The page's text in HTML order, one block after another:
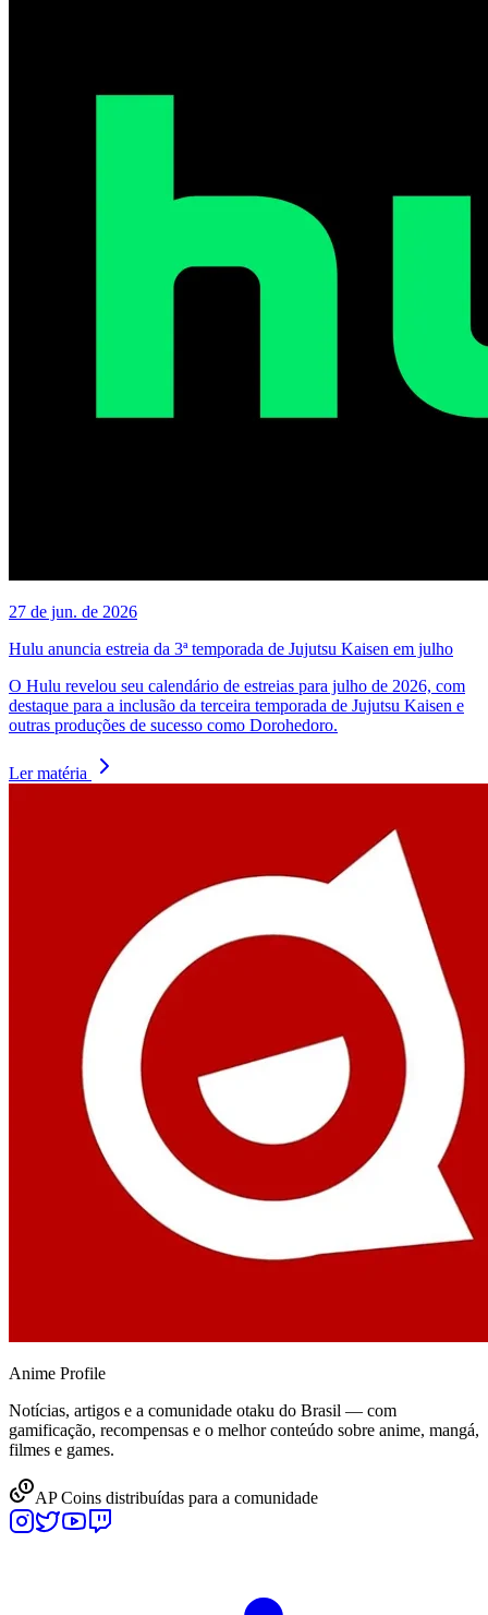
27 de jun. de 2026
Hulu anuncia estreia da 3ª temporada de Jujutsu Kaisen em julho
O Hulu revelou seu calendário de estreias para julho de 2026, com
destaque para a inclusão da terceira temporada de Jujutsu Kaisen e
outras produções de sucesso como Dorohedoro.
Ler matéria
Anime Profile
Notícias, artigos e a comunidade otaku do Brasil — com
gamificação, recompensas e o melhor conteúdo sobre anime, mangá,
filmes e games.
AP Coins distribuídas para a comunidade